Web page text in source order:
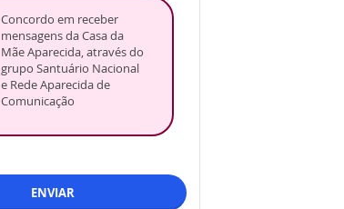
Concordo em receber
mensagens da Casa da
Mãe Aparecida, através do
grupo Santuário Nacional
e Rede Aparecida de
Comunicação
ENVIAR